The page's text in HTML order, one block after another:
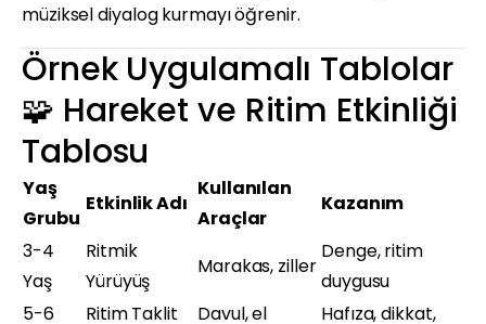
müziksel diyalog kurmayı öğrenir.
Örnek Uygulamalı Tablolar
🧩 Hareket ve Ritim Etkinliği
Tablosu
Yaş
Grubu
Etkinlik Adı
Kullanılan
Araçlar
Kazanım
3-4
Yaş
Ritmik
Yürüyüş
Marakas, ziller
Denge, ritim
duygusu
5-6
Ritim Taklit
Davul, el
Hafıza, dikkat,